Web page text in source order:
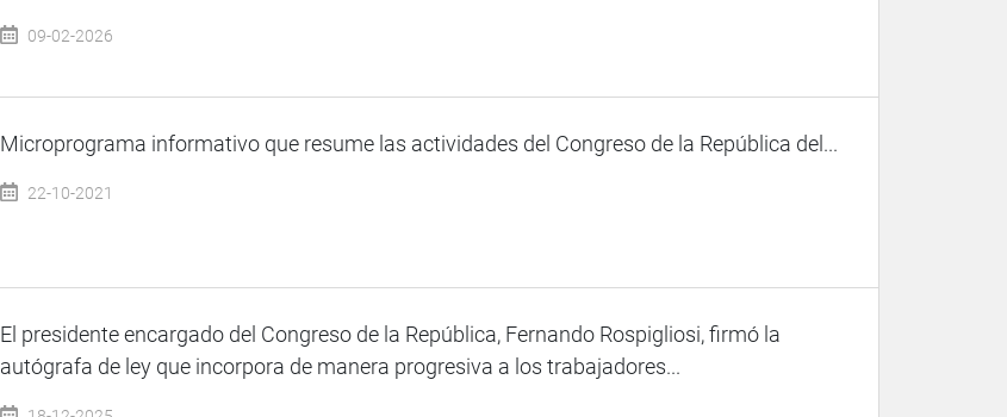
09-02-2026
Microprograma informativo que resume las actividades del Congreso de la República del...
22-10-2021
El presidente encargado del Congreso de la República, Fernando Rospigliosi, firmó la
autógrafa de ley que incorpora de manera progresiva a los trabajadores...